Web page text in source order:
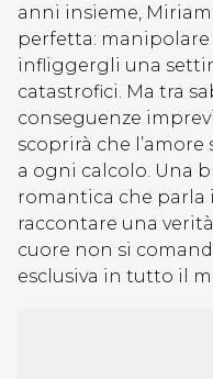
anni insieme,
perfetta: manipolare
infliggergli una
catastrofici. Ma tra
conseguenze
scoprirà che
a ogni calcolo. Una
romantica che
raccontare una
cuore non si
esclusiva in tutto il